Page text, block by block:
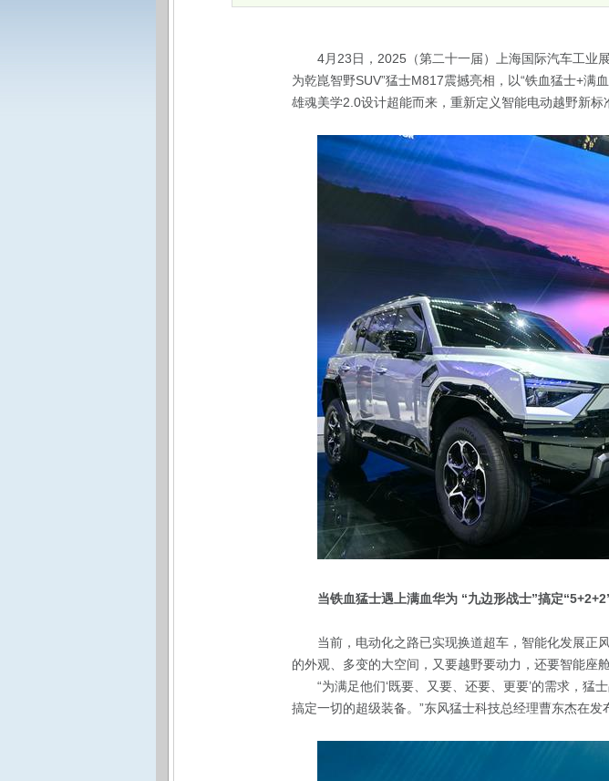
4月23日，2025（第二十一届）上海国际汽车工
为乾崑智野SUV”猛士M817震撼亮相，以“铁血猛士+满
雄魂美学2.0设计超能而来，重新定义智能电动越野新标
当铁血猛士遇上满血华为 “九边形战士”搞定
当前，电动化之路已实现换道超车，智能化发展正
的外观、多变的大空间，又要越野要动力，还要智能座
“为满足他们‘既要、又要、还要、更要’的需求，猛
搞定一切的超级装备。”东风猛士科技总经理曹东杰在发